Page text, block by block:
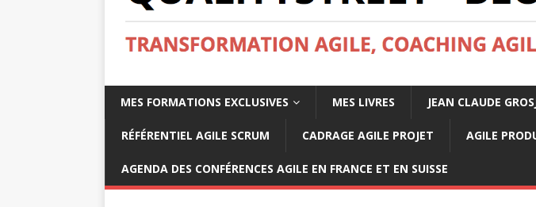
MES FORMATIONS EXCLUSIVES MES LIVRES JEAN CLAUDE
RÉFÉRENTIEL AGILE SCRUM CADRAGE AGILE PROJET AGILE
AGENDA DES CONFÉRENCES AGILE EN FRANCE ET EN SUISSE